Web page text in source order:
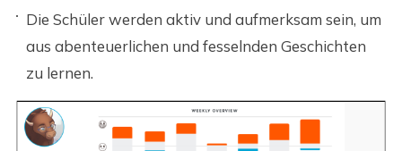
Die Schüler werden aktiv und aufmerksam sein, um
aus abenteuerlichen und fesselnden Geschichten
zu lernen.